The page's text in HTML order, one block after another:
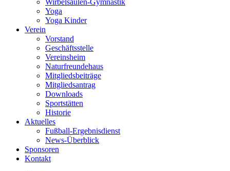
Wirbelsäulen-Gymnastik
Yoga
Yoga Kinder
Verein
Vorstand
Geschäftsstelle
Vereinsheim
Naturfreundehaus
Mitgliedsbeiträge
Mitgliedsantrag
Downloads
Sportstätten
Historie
Aktuelles
Fußball-Ergebnisdienst
News-Überblick
Sponsoren
Kontakt